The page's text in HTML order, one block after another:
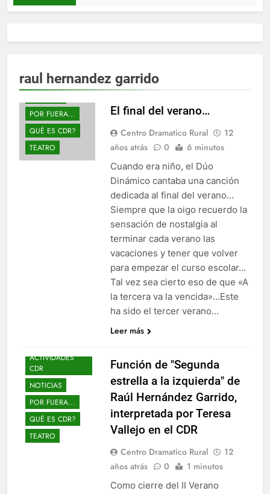
raul hernandez garrido
CDR
POR FUERA...
QUÉ ES CDR?
TEATRO
El final del verano…
Centro Dramatico Rural
12
años atrás
0 6 minutos
Cuando era niño, el Dúo
Dinámico cantaba una canción
dedicada al final del verano…
Siempre que la oigo recuerdo la
sensación de nostalgia al
terminar cada verano las
vacaciones y tener que volver
para empezar el curso escolar…
Tal vez sea cierto eso de que «A
la tercera va la vencida»…Este
ha sido el tercer verano…
Leer más
ACTIVIDADES
CDR
NOTICIAS
POR FUERA...
QUÉ ES CDR?
TEATRO
Función de "Segunda
estrella a la izquierda" de
Raúl Hernández Garrido,
interpretada por Teresa
Vallejo en el CDR
Centro Dramatico Rural
12
años atrás
0 1 minutos
Como cierre del II Verano